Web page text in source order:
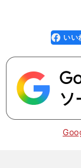
faceboo
k
いい